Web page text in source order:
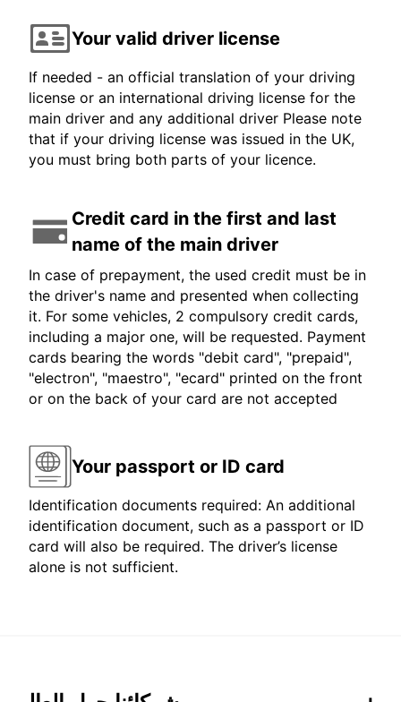
Your valid driver license
If needed - an official translation of your driving
license or an international driving license for the
main driver and any additional driver Please note
that if your driving license was issued in the UK,
you must bring both parts of your licence.
Credit card in the first and last
name of the main driver
In case of prepayment, the used credit must be in
the driver's name and presented when collecting
it. For some vehicles, 2 compulsory credit cards,
including a major one, will be requested. Payment
cards bearing the words "debit card", "prepaid",
"electron", "maestro", "ecard" printed on the front
or on the back of your card are not accepted
Your passport or ID card
Identification documents required: An additional
identification document, such as a passport or ID
card will also be required. The driver’s license
alone is not sufficient.